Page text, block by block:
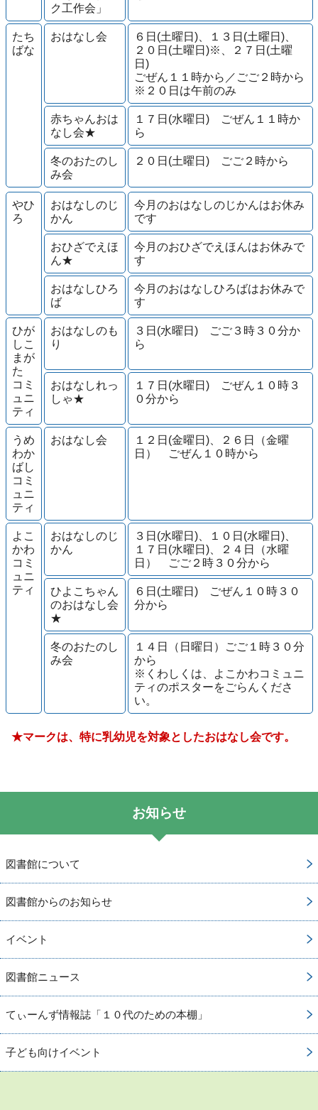
ク工作会」
たち
ばな
おはなし会
６日(土曜日)、１３日(土曜日)、
２０日(土曜日)※、２７日(土曜
日)
ごぜん１１時から／ごご２時から
※２０日は午前のみ
赤ちゃんおは
なし会★
１７日(水曜日) ごぜん１１時か
ら
冬のおたのし
み会
２０日(土曜日) ごご２時から
やひ
ろ
おはなしのじ
かん
今月のおはなしのじかんはお休み
です
おひざでえほ
ん★
今月のおひざでえほんはお休みで
す
おはなしひろ
ば
今月のおはなしひろばはお休みで
す
ひが
しこ
まが
た
コミ
ュニ
ティ
おはなしのも
り
３日(水曜日) ごご３時３０分か
ら
おはなしれっ
しゃ★
１７日(水曜日) ごぜん１０時３
０分から
うめ
わか
ばし
コミ
ュニ
ティ
おはなし会
１２日(金曜日)、２６日（金曜
日） ごぜん１０時から
よこ
かわ
コミ
ュニ
ティ
おはなしのじ
かん
３日(水曜日)、１０日(水曜日)、
１７日(水曜日)、２４日（水曜
日） ごご２時３０分から
ひよこちゃん
のおはなし会
★
６日(土曜日) ごぜん１０時３０
分から
冬のおたのし
み会
１４日（日曜日）ごご１時３０分
から
※くわしくは、よこかわコミュニ
ティのポスターをごらんくださ
い。
★マークは、特に乳幼児を対象としたおはなし会です。
お知らせ
図書館について
図書館からのお知らせ
イベント
図書館ニュース
てぃーんず情報誌「１０代のための本棚」
子ども向けイベント